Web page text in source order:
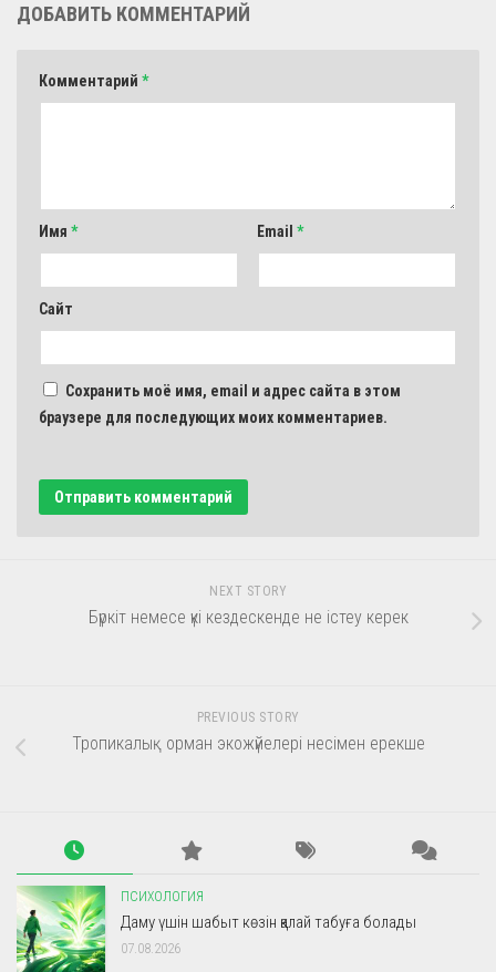
ДОБАВИТЬ КОММЕНТАРИЙ
Комментарий *
Имя * Email *
Сайт
Сохранить моё имя, email и адрес сайта в этом
браузере для последующих моих комментариев.
NEXT STORY
Бүркіт немесе үкі кездескенде не істеу керек
PREVIOUS STORY
Тропикалық орман экожүйелері несімен ерекше
ПСИХОЛОГИЯ
Даму үшін шабыт көзін қалай табуға болады
07.08.2026